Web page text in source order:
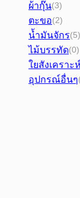
ผ้ากุ๊น(3)
ตะขอ(2)
น้ำมันจักร(5)
ไม้บรรทัด(0)
ใยสังเคราะห์
อุปกรณ์อื่นๆ